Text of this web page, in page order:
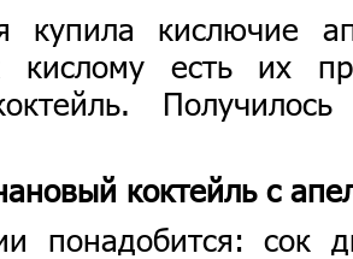
купила кислючие
есть их
коктейль с
понадобится: сок